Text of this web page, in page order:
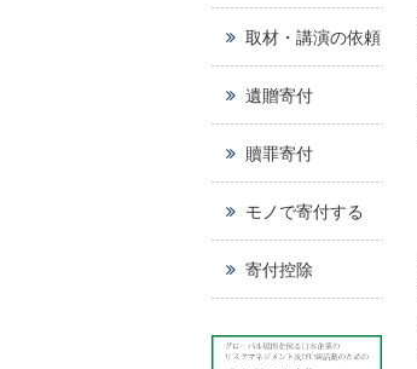
取材・講演の依頼
遺贈寄付
贖罪寄付
モノで寄付する
寄付控除